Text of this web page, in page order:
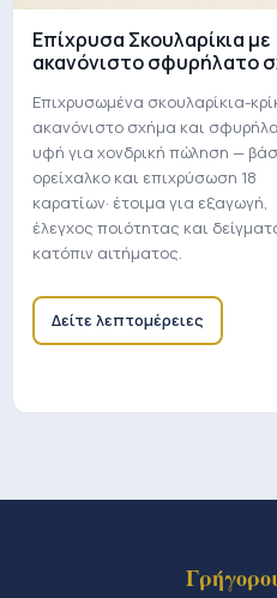
Επίχρυσα Σκουλαρίκια με
ακανόνιστο σφυρήλατο
Επιχρυσωμένα σκουλαρίκια-
ακανόνιστο σχήμα και
υφή για χονδρική πώληση —
ορείχαλκο και επιχρύσωση 18
καρατίων· έτοιμα για εξαγωγή,
έλεγχος ποιότητας και
κατόπιν αιτήματος.
Δείτε λεπτομέρειες